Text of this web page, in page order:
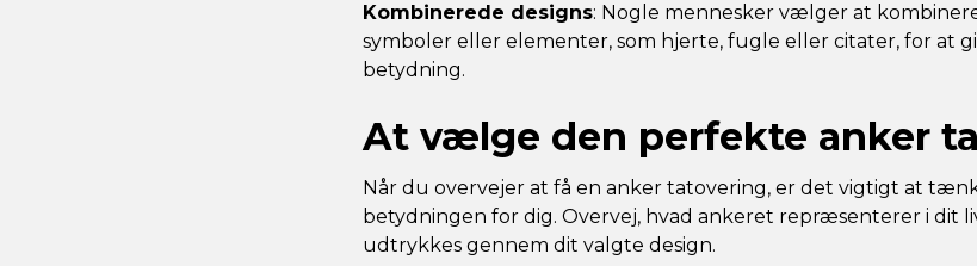
Kombinerede designs: Nogle mennesker vælger at
symboler eller elementer, som hjerte, fugle eller citater, for at
betydning.‍
At vælge den perfekte anker
Når du overvejer at få en anker tatovering, er det vigtigt at
betydningen for dig. Overvej, hvad ankeret repræsenterer i dit
udtrykkes gennem dit valgte design.